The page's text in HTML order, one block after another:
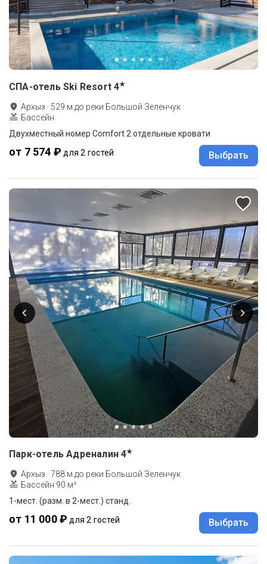
СПА-отель Ski Resort 4★
Архыз · 529 м до реки Большой Зеленчук
Бассейн
Двухместный номер Comfort 2 отдельные кровати
от 7 574 ₽ для 2 гостей Выбрать
Парк-отель Адреналин 4★
Архыз ·788 м до реки Большой Зеленчук
Бассейн 90 м²
1-мест. (разм. в 2-мест.) станд.
от 11 000 ₽ для 2 гостей Выбрать